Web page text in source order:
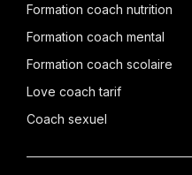
Formation coach nutrition
Formation coach mental
Formation coach scolaire
Love coach tarif
Coach sexuel